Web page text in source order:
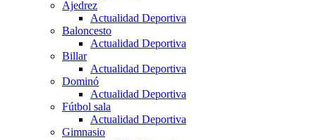
Ajedrez
Actualidad Deportiva
Baloncesto
Actualidad Deportiva
Billar
Actualidad Deportiva
Dominó
Actualidad Deportiva
Fútbol sala
Actualidad Deportiva
Gimnasio